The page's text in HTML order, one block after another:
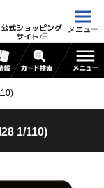
公式ショッピング
サイト
メニュー
1/110)